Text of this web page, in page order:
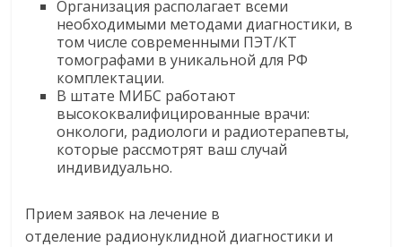
Организация располагает всеми
необходимыми методами диагностики, в
том числе современными ПЭТ/КТ
томографами в уникальной для РФ
комплектации.
В штате МИБС работают
высококвалифицированные врачи:
онкологи, радиологи и радиотерапевты,
которые рассмотрят ваш случай
индивидуально.
Прием заявок на лечение в
отделение радионуклидной диагностики и